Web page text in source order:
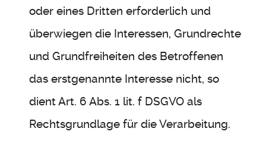
oder eines Dritten erforderlich und
überwiegen die Interessen, Grundrechte
und Grundfreiheiten des Betroffenen
das erstgenannte Interesse nicht, so
dient Art. 6 Abs. 1 lit. f DSGVO als
Rechtsgrundlage für die Verarbeitung.